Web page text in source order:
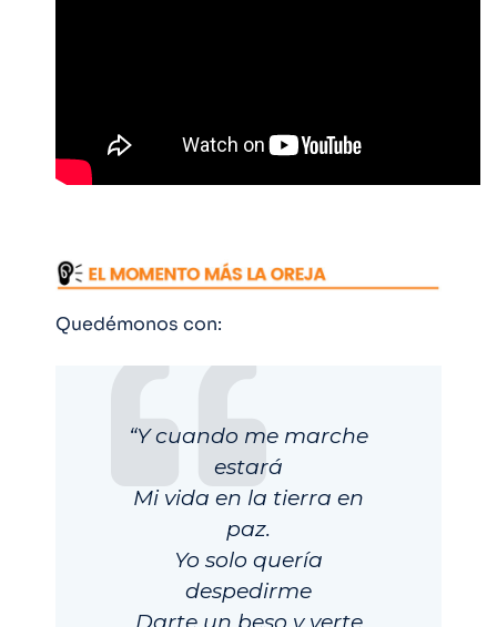
Quedémonos con:
“Y cuando me marche
estará
Mi vida en la tierra en
paz.
Yo solo quería
despedirme